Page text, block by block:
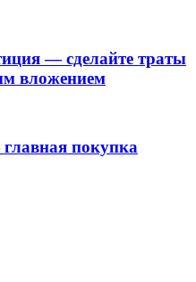
— сделайте траты
вложением
покупка